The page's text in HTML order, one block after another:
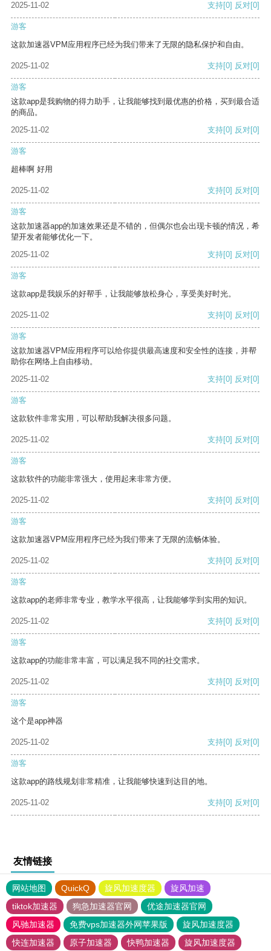
2025-11-02
支持[0] 反对[0]
游客
这款加速器VPM应用程序已经为我们带来了无限的隐私保护和自由。
2025-11-02 支持[0] 反对[0]
游客
这款app是我购物的得力助手，让我能够找到最优惠的价格，买到最合适
的商品。
2025-11-02
支持[0] 反对[0]
游客
超棒啊 好用
2025-11-02 支持[0] 反对[0]
游客
这款加速器app的加速效果还是不错的，但偶尔也会出现卡顿的情况，希
望开发者能够优化一下。
2025-11-02
支持[0] 反对[0]
游客
这款app是我娱乐的好帮手，让我能够放松身心，享受美好时光。
2025-11-02 支持[0] 反对[0]
游客
这款加速器VPM应用程序可以给你提供最高速度和安全性的连接，并帮
助你在网络上自由移动。
2025-11-02
支持[0] 反对[0]
游客
这款软件非常实用，可以帮助我解决很多问题。
2025-11-02 支持[0] 反对[0]
游客
这款软件的功能非常强大，使用起来非常方便。
2025-11-02 支持[0] 反对[0]
游客
这款加速器VPM应用程序已经为我们带来了无限的流畅体验。
2025-11-02 支持[0] 反对[0]
游客
这款app的老师非常专业，教学水平很高，让我能够学到实用的知识。
2025-11-02 支持[0] 反对[0]
游客
这款app的功能非常丰富，可以满足我不同的社交需求。
2025-11-02 支持[0] 反对[0]
游客
这个是app神器
2025-11-02 支持[0] 反对[0]
游客
这款app的路线规划非常精准，让我能够快速到达目的地。
2025-11-02 支持[0] 反对[0]
友情链接
网站地图 QuickQ 旋风加速度器
旋风加速
tiktok加速器
狗急加速器官网
优途加速器官网
风驰加速器
免费vps加速器外网苹果版
旋风加速度器
快连加速器
原子加速器 快鸭加速器 旋风加速度器